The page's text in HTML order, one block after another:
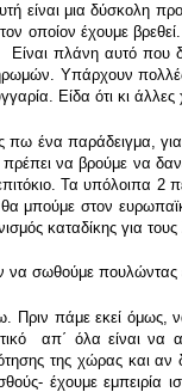
είναι μια δύσκολη
οποίον έχουμε
Είναι πλάνη αυτό που
Υπάρχουν πολλές
Είδα ότι κι
πω ένα παράδειγμα,
να βρούμε να
Τα υπόλοιπα 2
θα μπούμε στον
καταδίκης για τους
σωθούμε πουλώντας
πάμε εκεί όμως,
απ΄ όλα είναι να
της χώρας και αν
έχουμε